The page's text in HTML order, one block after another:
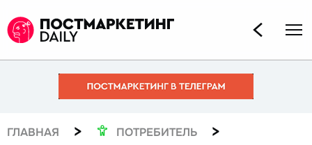
ГЛАВНАЯ > ПОТРЕБИТЕЛЬ >